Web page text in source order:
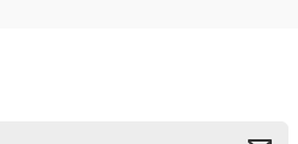
görüntülenemiyor.